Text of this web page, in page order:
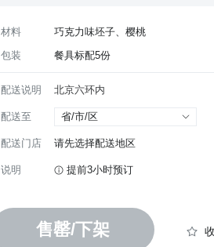
材料
巧克力味坯子、樱桃
包装
餐具标配5份
配送说明 北京六环内
配送至 省/市/区
配送门店 请先选择配送地区
说明 提前3小时预订
售罄/下架